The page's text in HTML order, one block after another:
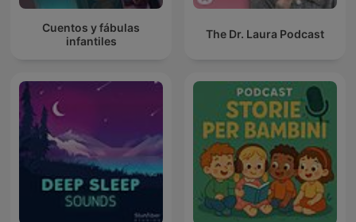
Cuentos y fábulas
infantiles
The Dr. Laura Podcast